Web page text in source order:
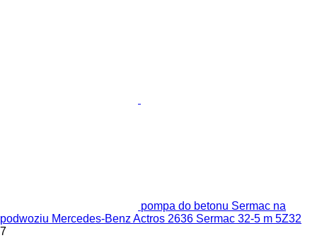
pompa do betonu Sermac na
podwoziu Mercedes-Benz Actros 2636 Sermac 32-5 m 5Z32
7